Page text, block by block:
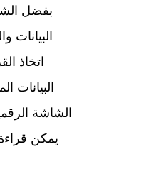
بفضل
البيانات
اتخاذ
البيانات
الشاشة
يمكن